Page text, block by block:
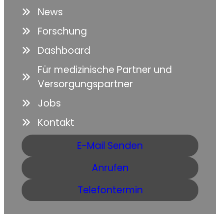
News
Forschung
Dashboard
Für medizinische Partner und
Versorgungspartner
Jobs
Kontakt
E-Mail Senden
Anrufen
Telefontermin